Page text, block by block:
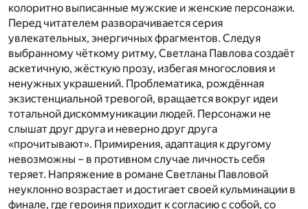
колоритно выписанные мужские и женские персонажи.
Перед читателем разворачивается серия
увлекательных, энергичных фрагментов. Следуя
выбранному чёткому ритму, Светлана Павлова создаёт
аскетичную, жёсткую прозу, избегая многословия и
ненужных украшений. Проблематика, рождённая
экзистенциальной тревогой, вращается вокруг идеи
тотальной дискоммуникации людей. Персонажи не
слышат друг друга и неверно друг друга
«прочитывают». Примирения, адаптация к другому
невозможны – в противном случае личность себя
теряет. Напряжение в романе Светланы Павловой
неуклонно возрастает и достигает своей кульминации в
финале, где героиня приходит к согласию с собой, со